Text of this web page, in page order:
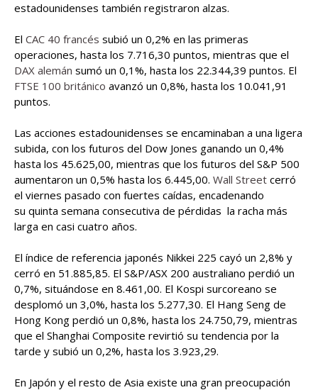
estadounidenses también registraron alzas.
El CAC 40 francés subió un 0,2% en las primeras
operaciones, hasta los 7.716,30 puntos, mientras que el
DAX alemán sumó un 0,1%, hasta los 22.344,39 puntos. El
FTSE 100 británico avanzó un 0,8%, hasta los 10.041,91
puntos.
Las acciones estadounidenses se encaminaban a una ligera
subida, con los futuros del Dow Jones ganando un 0,4%
hasta los 45.625,00, mientras que los futuros del S&P 500
aumentaron un 0,5% hasta los 6.445,00. Wall Street cerró
el viernes pasado con fuertes caídas, encadenando
su quinta semana consecutiva de pérdidas la racha más
larga en casi cuatro años.
El índice de referencia japonés Nikkei 225 cayó un 2,8% y
cerró en 51.885,85. El S&P/ASX 200 australiano perdió un
0,7%, situándose en 8.461,00. El Kospi surcoreano se
desplomó un 3,0%, hasta los 5.277,30. El Hang Seng de
Hong Kong perdió un 0,8%, hasta los 24.750,79, mientras
que el Shanghai Composite revirtió su tendencia por la
tarde y subió un 0,2%, hasta los 3.923,29.
En Japón y el resto de Asia existe una gran preocupación